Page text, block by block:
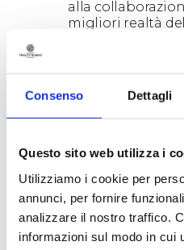
Consenso Dettagli
Questo sito web utilizza i
Utilizziamo i cookie per
annunci, per fornire
analizzare il nostro traffico.
informazioni sul modo in cui
alla
migliori realtà
Caseificio
Santoro,
petra, Dolci
Ravone,
accompagnate
Rubino.
momento
divertissement
verde del prato
nella piazza dei
danza, a cura
Casarmonica e